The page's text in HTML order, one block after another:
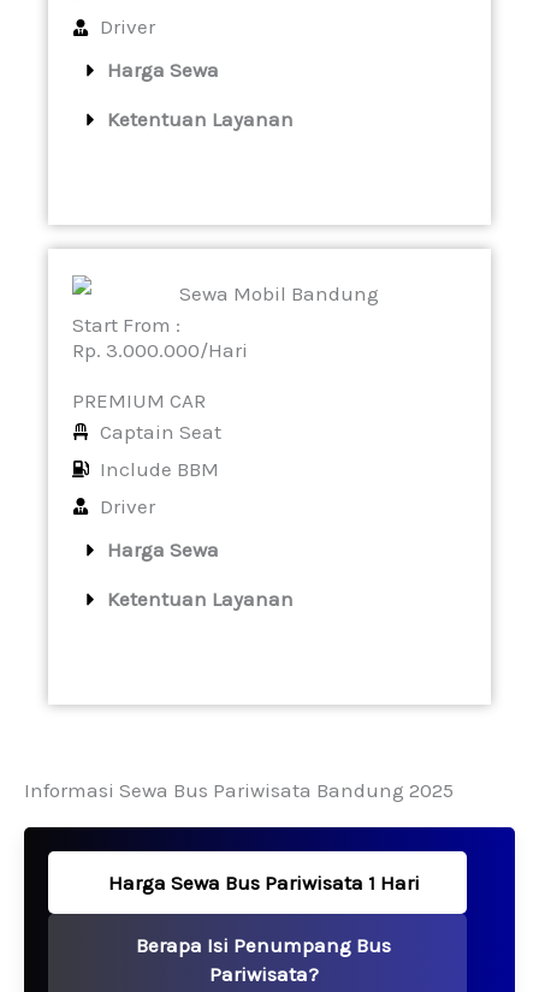
Driver
Harga Sewa
Ketentuan Layanan
Start From :
Rp. 3.000.000/Hari
PREMIUM CAR
Captain Seat
Include BBM
Driver
Harga Sewa
Ketentuan Layanan
Informasi Sewa Bus Pariwisata Bandung 2025
Harga Sewa Bus Pariwisata 1 Hari
Berapa Isi Penumpang Bus
Pariwisata?